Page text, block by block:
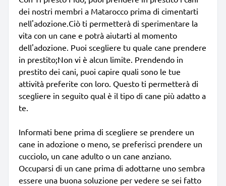
dei nostri membri a Matarocco prima di cimentarti
nell'adozione.Ciò ti permetterà di sperimentare la
vita con un cane e potrà aiutarti al momento
dell'adozione. Puoi scegliere tu quale cane prendere
in prestito;Non vi è alcun limite. Prendendo in
prestito dei cani, puoi capire quali sono le tue
attività preferite con loro. Questo ti permetterà di
scegliere in seguito qual è il tipo di cane più adatto a
te.
Informati bene prima di scegliere se prendere un
cane in adozione o meno, se preferisci prendere un
cucciolo, un cane adulto o un cane anziano.
Occuparsi di un cane prima di adottarne uno sembra
essere una buona soluzione per vedere se sei fatto